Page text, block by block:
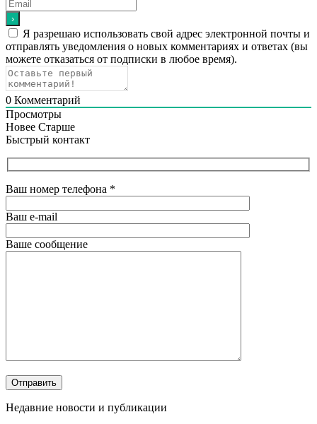
Я разрешаю использовать свой адрес электронной почты и
отправлять уведомления о новых комментариях и ответах (вы
можете отказаться от подписки в любое время).
0 Комментарий
Просмотры
Новее Старше
Быстрый контакт
Ваш номер телефона *
Ваш e-mail
Ваше сообщение
Недавние новости и публикации